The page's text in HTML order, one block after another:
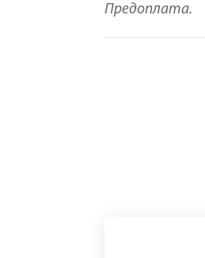
Предоплата.